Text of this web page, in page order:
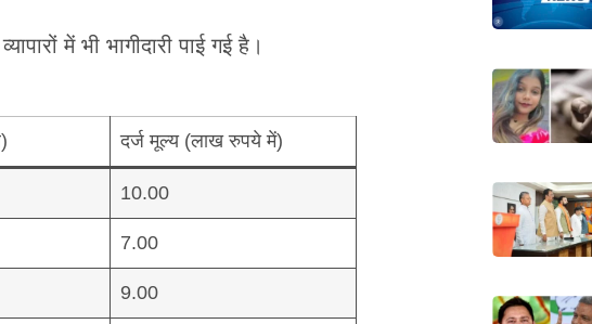
में भी भागीदारी पाई गई है।
दर्ज मूल्य (लाख रुपये में)
10.00
7.00
9.00